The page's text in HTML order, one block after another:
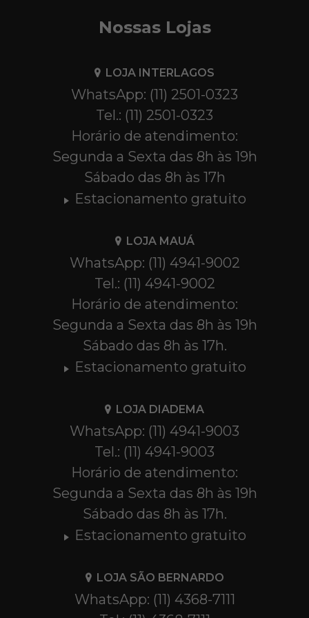
Nossas Lojas
LOJA INTERLAGOS
WhatsApp: (11) 2501-0323
Tel.: (11) 2501-0323
Horário de atendimento:
Segunda a Sexta das 8h às 19h
Sábado das 8h às 17h
Estacionamento gratuito
LOJA MAUÁ
WhatsApp: (11) 4941-9002
Tel.: (11) 4941-9002
Horário de atendimento:
Segunda a Sexta das 8h às 19h
Sábado das 8h às 17h.
Estacionamento gratuito
LOJA DIADEMA
WhatsApp: (11) 4941-9003
Tel.: (11) 4941-9003
Horário de atendimento:
Segunda a Sexta das 8h às 19h
Sábado das 8h às 17h.
Estacionamento gratuito
LOJA SÃO BERNARDO
WhatsApp: (11) 4368-7111